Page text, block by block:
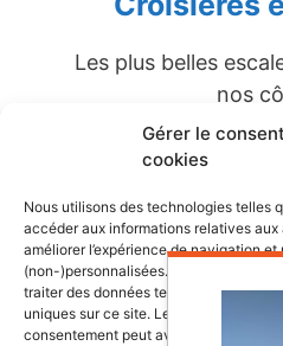
Gérer le
cookies
Nous utilisons des technologies telles
accéder aux informations relatives
améliorer l’expérience de navigation
(non-)personnalisées. Consentir à ces
traiter des données telles que le
uniques sur ce site. Le fait de ne pas
consentement peut avoir un effet
Les plus belles
nos